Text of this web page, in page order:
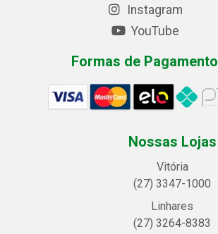
Instagram
YouTube
Formas de Pagamento
Nossas Lojas
Vitória
(27) 3347-1000
Linhares
(27) 3264-8383